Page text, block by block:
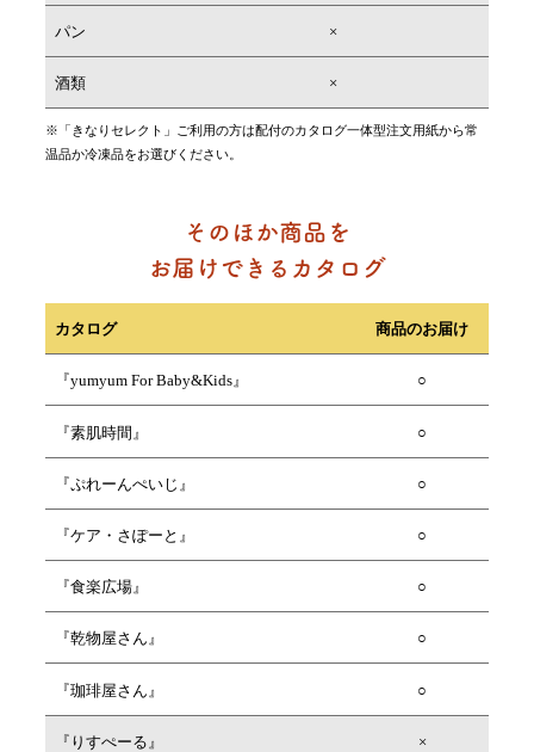
パン ×
酒類 ×
※「きなりセレクト」ご利用の方は配付のカタログ一体型注文用紙から常
温品か冷凍品をお選びください。
カタログ 商品のお届け
『yumyum For Baby&Kids』 ○
『素肌時間』 ○
『ぷれーんぺいじ』 ○
『ケア・さぽーと』 ○
『食楽広場』 ○
『乾物屋さん』 ○
『珈琲屋さん』 ○
『りすぺーる』 ×